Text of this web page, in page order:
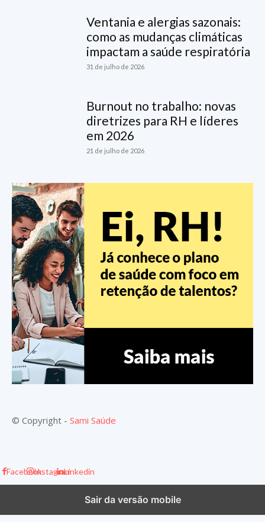
Ventania e alergias sazonais:
como as mudanças climáticas
impactam a saúde respiratória
31 de julho de 2026
Burnout no trabalho: novas
diretrizes para RH e líderes
em 2026
21 de julho de 2026
© Copyright - Sami Saúde
FacebookInstagramLinkedin
Sair da versão mobile